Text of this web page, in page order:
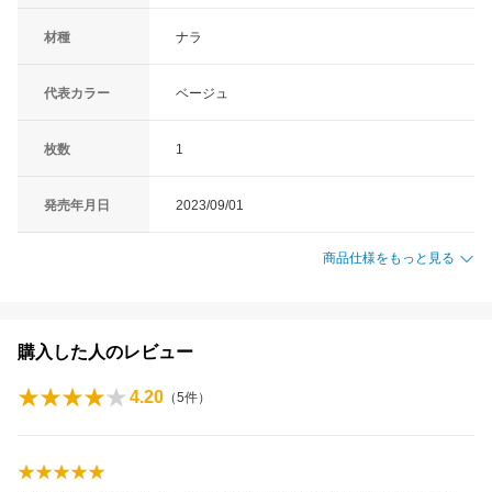
材種 ナラ
代表カラー ベージュ
枚数 1
発売年月日 2023/09/01
商品仕様をもっと見る
購入した人のレビュー
4.20 （5件）